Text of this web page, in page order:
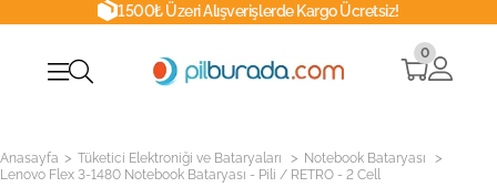
1500₺ Üzeri Alışverişlerde Kargo Ücretsiz!
0
Anasayfa > Tüketici Elektroniği ve Bataryaları > Notebook Bataryası >
Lenovo Flex 3-1480 Notebook Bataryası - Pili / RETRO - 2 Cell